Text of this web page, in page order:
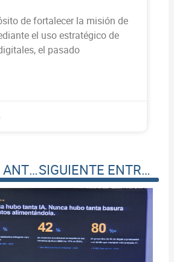
de fortalecer la misión de
el uso estratégico de
el pasado
<< ENTRADA ANTERIOR SIGUIENTE ENTRADA >>